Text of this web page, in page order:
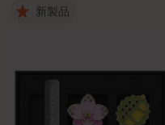
新製品